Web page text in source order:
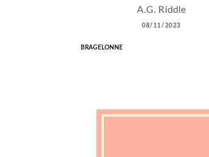
A.G. Riddle
08/11/2023
BRAGELONNE